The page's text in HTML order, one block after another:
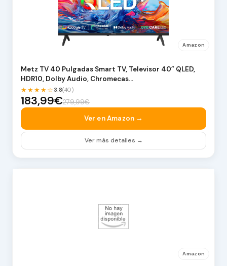
Amazon
Metz TV 40 Pulgadas Smart TV, Televisor 40” QLED,
HDR10, Dolby Audio, Chromecas…
★★★★☆3.8(40)
183,99€279,99€
Ver en Amazon →
Ver más detalles →
Amazon